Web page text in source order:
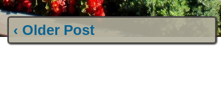
‹ Older Post